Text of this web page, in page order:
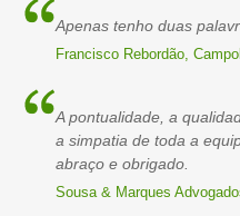
Apenas tenho duas
Francisco Rebordão,
A pontualidade, a
a simpatia de toda a
abraço e obrigado.
Sousa & Marques